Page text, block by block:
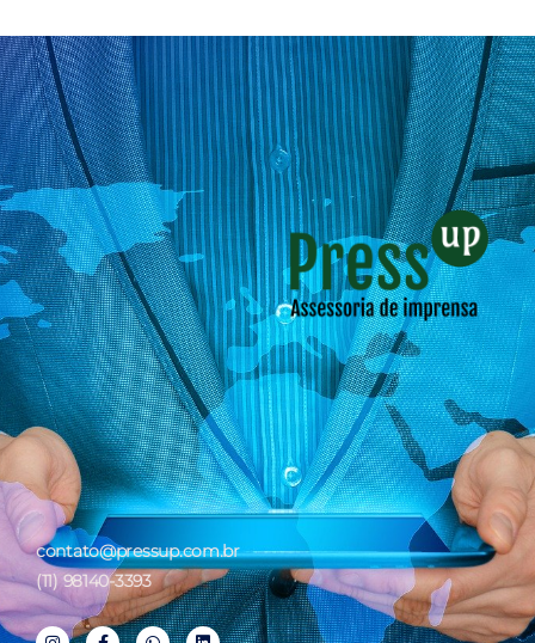
contato@pressup.com.br
(11) 98140-3393